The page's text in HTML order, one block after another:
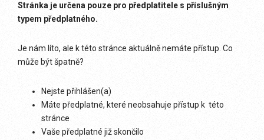
Stránka je určena pouze pro předplatitele s příslušným
typem předplatného.
Je nám líto, ale k této stránce aktuálně nemáte přístup. Co
může být špatně?
Nejste přihlášen(a)
Máte předplatné, které neobsahuje přístup k této
stránce
Vaše předplatné již skončilo